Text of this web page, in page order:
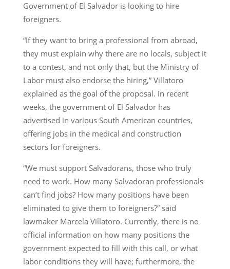
Government of El Salvador is looking to hire
foreigners.
“If they want to bring a professional from abroad,
they must explain why there are no locals, subject it
to a contest, and not only that, but the Ministry of
Labor must also endorse the hiring,” Villatoro
explained as the goal of the proposal. In recent
weeks, the government of El Salvador has
advertised in various South American countries,
offering jobs in the medical and construction
sectors for foreigners.
“We must support Salvadorans, those who truly
need to work. How many Salvadoran professionals
can’t find jobs? How many positions have been
eliminated to give them to foreigners?” said
lawmaker Marcela Villatoro. Currently, there is no
official information on how many positions the
government expected to fill with this call, or what
labor conditions they will have; furthermore, the